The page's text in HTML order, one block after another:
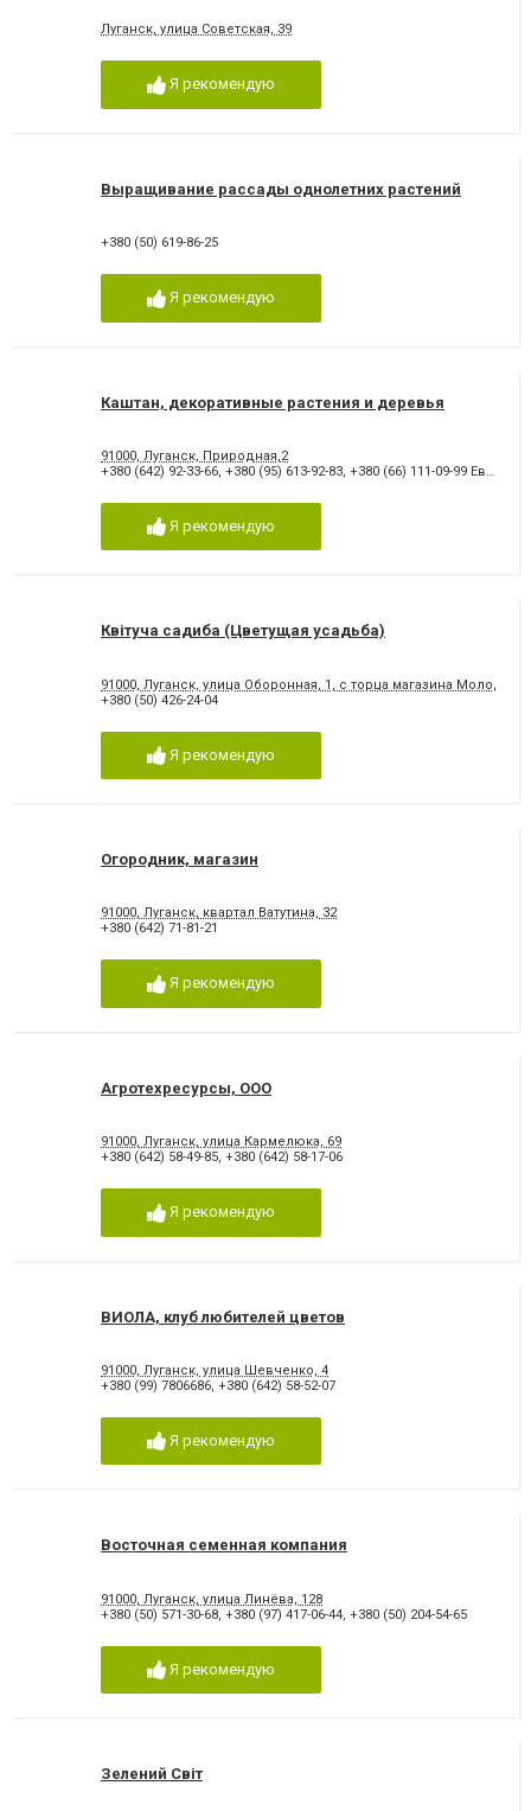
Луганск, улица Советская, 39
Я рекомендую
Выращивание рассады однолетних растений
+380 (50) 619-86-25
Я рекомендую
Каштан, декоративные растения и деревья
91000, Луганск, Природная,2
+380 (642) 92-33-66, +380 (95) 613-92-83, +380 (66) 111-09-99 Евгений
Я рекомендую
Квітуча садиба (Цветущая усадьба)
91000, Луганск, улица Оборонная, 1, с торца магазина
+380 (50) 426-24-04
Я рекомендую
Огородник, магазин
91000, Луганск, квартал Ватутина, 32
+380 (642) 71-81-21
Я рекомендую
Агротехресурсы, ООО
91000, Луганск, улица Кармелюка, 69
+380 (642) 58-49-85, +380 (642) 58-17-06
Я рекомендую
ВИОЛА, клуб любителей цветов
91000, Луганск, улица Шевченко, 4
+380 (99) 7806686, +380 (642) 58-52-07
Я рекомендую
Восточная семенная компания
91000, Луганск, улица Линёва, 128
+380 (50) 571-30-68, +380 (97) 417-06-44, +380 (50) 204-54-65
Я рекомендую
Зелений Світ